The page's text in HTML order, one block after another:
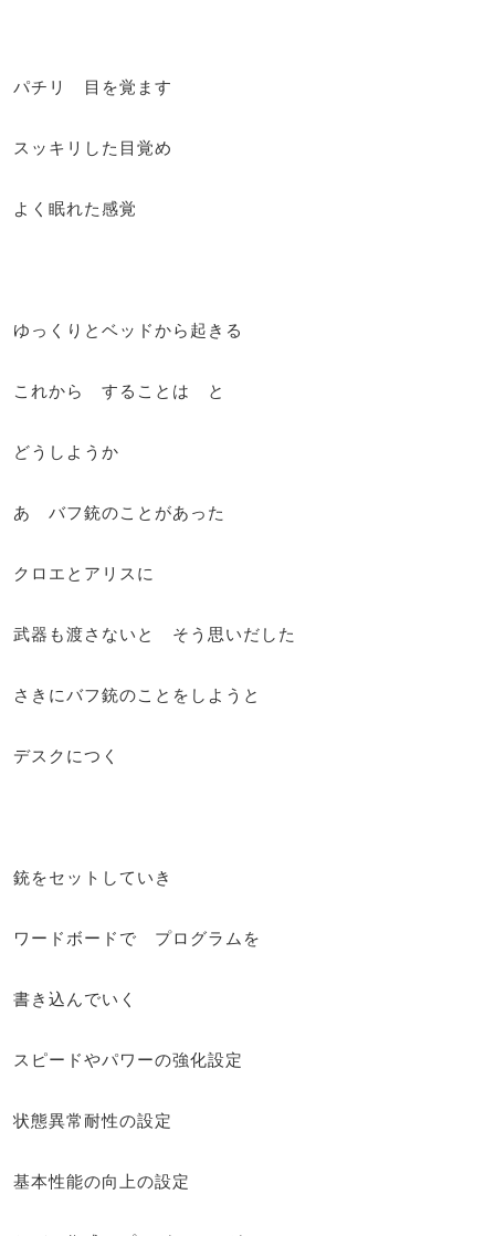
パチリ 目を覚ます
スッキリした目覚め
よく眠れた感覚
ゆっくりとベッドから起きる
これから することは と
どうしようか
あ バフ銃のことがあった
クロエとアリスに
武器も渡さないと そう思いだした
さきにバフ銃のことをしようと
デスクにつく
銃をセットしていき
ワードボードで プログラムを
書き込んでいく
スピードやパワーの強化設定
状態異常耐性の設定
基本性能の向上の設定